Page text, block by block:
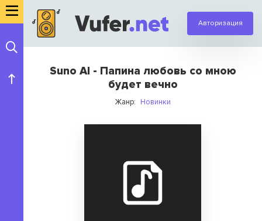
Авторизация
Suno AI - Папина любовь со мною
будет вечно
Жанр: Новинки